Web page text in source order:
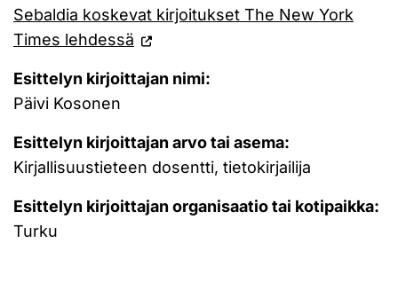
Sebaldia koskevat kirjoitukset The New York
Times lehdessä
Esittelyn kirjoittajan nimi:
Päivi Kosonen
Esittelyn kirjoittajan arvo tai asema:
Kirjallisuustieteen dosentti, tietokirjailija
Esittelyn kirjoittajan organisaatio tai kotipaikka:
Turku